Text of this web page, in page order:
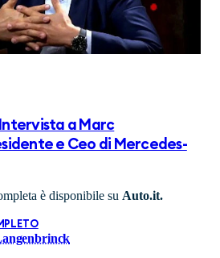
a Marc
e Ceo di Mercedes-
è disponibile su Auto.it.